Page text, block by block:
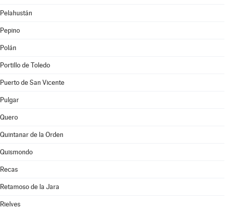
Pelahustán
Pepino
Polán
Portillo de Toledo
Puerto de San Vicente
Pulgar
Quero
Quintanar de la Orden
Quismondo
Recas
Retamoso de la Jara
Rielves